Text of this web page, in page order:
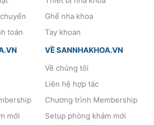
toán
Ghế nha khoa
Tay khoan
mới
VỀ SANNHAKHOA.VN
Về chúng tôi
Liên hệ hợp tác
Chương trình Membership
Setup phòng khám mới